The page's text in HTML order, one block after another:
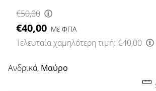
μας
ως
πρεσβευτής
της
μας.
€50,00
€40,00 Με ΦΠΑ
Τελευταία χαμηλότερη τιμή: €40,00
Ανδρικά, Μαύρο